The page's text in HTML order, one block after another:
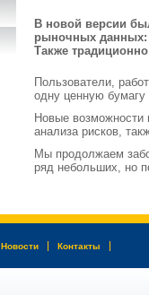
В новой версии
рыночных данных:
Также
Пользователи,
одну ценную бумагу
Новые возможности
анализа рисков,
Мы продолжаем
ряд небольших, но
Новости Контакты